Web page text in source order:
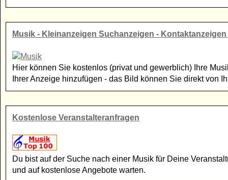
Musik - Kleinanzeigen Suchanzeigen - Kontaktanzeigen
Hier können Sie kostenlos (privat und gewerblich) Ihre
Ihrer Anzeige hinzufügen - das Bild können Sie direkt von
Kostenlose Veranstalteranfragen
Du bist auf der Suche nach einer Musik für Deine
und auf kostenlose Angebote warten.